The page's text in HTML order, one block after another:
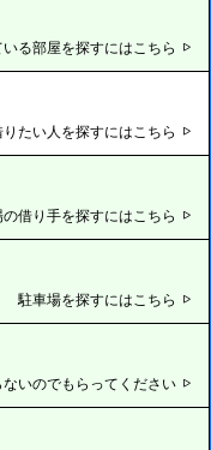
いる部屋を探すにはこちら
たい人を探すにはこちら
借り手を探すにはこちら
駐車場を探すにはこちら
ないのでもらってください